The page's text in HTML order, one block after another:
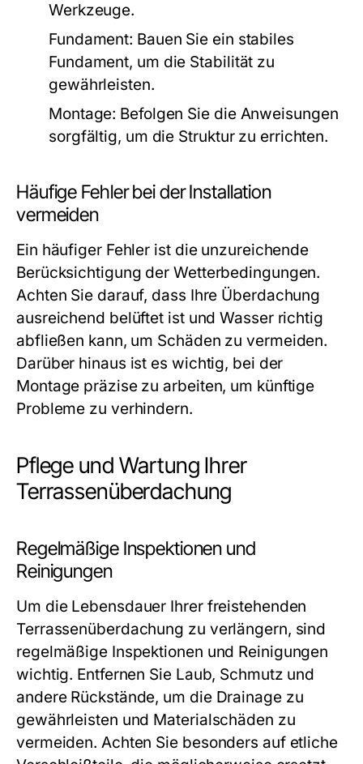
Werkzeuge.
Fundament: Bauen Sie ein stabiles
Fundament, um die Stabilität zu
gewährleisten.
Montage: Befolgen Sie die Anweisungen
sorgfältig, um die Struktur zu errichten.
Häufige Fehler bei der Installation
vermeiden
Ein häufiger Fehler ist die unzureichende
Berücksichtigung der Wetterbedingungen.
Achten Sie darauf, dass Ihre Überdachung
ausreichend belüftet ist und Wasser richtig
abfließen kann, um Schäden zu vermeiden.
Darüber hinaus ist es wichtig, bei der
Montage präzise zu arbeiten, um künftige
Probleme zu verhindern.
Pflege und Wartung Ihrer
Terrassenüberdachung
Regelmäßige Inspektionen und
Reinigungen
Um die Lebensdauer Ihrer freistehenden
Terrassenüberdachung zu verlängern, sind
regelmäßige Inspektionen und Reinigungen
wichtig. Entfernen Sie Laub, Schmutz und
andere Rückstände, um die Drainage zu
gewährleisten und Materialschäden zu
vermeiden. Achten Sie besonders auf etliche